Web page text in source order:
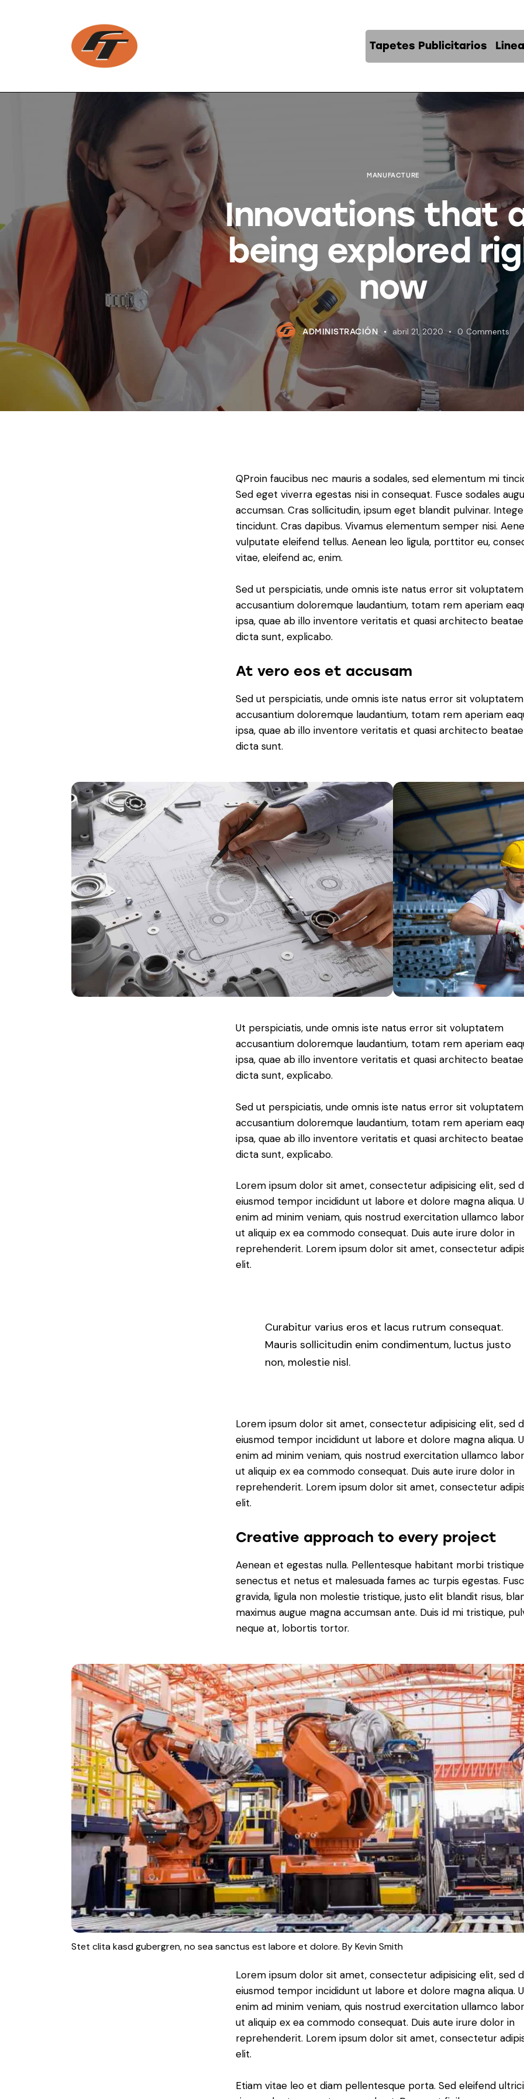
Tapetes Publicitarios
MANUFACTURE
Innovations that
being explored
now
ADMINISTRACIÓN abril 21, 2020 0 Comments
QProin faucibus nec mauris a sodales, sed elementum mi
Sed eget viverra egestas nisi in consequat. Fusce sodales
accumsan. Cras sollicitudin, ipsum eget blandit pulvinar.
tincidunt. Cras dapibus. Vivamus elementum semper nisi.
vulputate eleifend tellus. Aenean leo ligula, porttitor eu,
vitae, eleifend ac, enim.
Sed ut perspiciatis, unde omnis iste natus error sit voluptatem
accusantium doloremque laudantium, totam rem aperiam
ipsa, quae ab illo inventore veritatis et quasi architecto
dicta sunt, explicabo.
At vero eos et accusam
Sed ut perspiciatis, unde omnis iste natus error sit voluptatem
accusantium doloremque laudantium, totam rem aperiam
ipsa, quae ab illo inventore veritatis et quasi architecto
dicta sunt.
Ut perspiciatis, unde omnis iste natus error sit voluptatem
accusantium doloremque laudantium, totam rem aperiam
ipsa, quae ab illo inventore veritatis et quasi architecto
dicta sunt, explicabo.
Sed ut perspiciatis, unde omnis iste natus error sit voluptatem
accusantium doloremque laudantium, totam rem aperiam
ipsa, quae ab illo inventore veritatis et quasi architecto
dicta sunt, explicabo.
Lorem ipsum dolor sit amet, consectetur adipisicing elit, sed
eiusmod tempor incididunt ut labore et dolore magna aliqua.
enim ad minim veniam, quis nostrud exercitation ullamco
ut aliquip ex ea commodo consequat. Duis aute irure dolor in
reprehenderit. Lorem ipsum dolor sit amet, consectetur
elit.
Curabitur varius eros et lacus rutrum consequat.
Mauris sollicitudin enim condimentum, luctus justo
non, molestie nisl.
Lorem ipsum dolor sit amet, consectetur adipisicing elit, sed
eiusmod tempor incididunt ut labore et dolore magna aliqua.
enim ad minim veniam, quis nostrud exercitation ullamco
ut aliquip ex ea commodo consequat. Duis aute irure dolor in
reprehenderit. Lorem ipsum dolor sit amet, consectetur
elit.
Creative approach to every project
Aenean et egestas nulla. Pellentesque habitant morbi tristique
senectus et netus et malesuada fames ac turpis egestas.
gravida, ligula non molestie tristique, justo elit blandit risus,
maximus augue magna accumsan ante. Duis id mi tristique,
neque at, lobortis tortor.
Stet clita kasd gubergren, no sea sanctus est labore et dolore. ByKevin Smith
Lorem ipsum dolor sit amet, consectetur adipisicing elit, sed
eiusmod tempor incididunt ut labore et dolore magna aliqua.
enim ad minim veniam, quis nostrud exercitation ullamco
ut aliquip ex ea commodo consequat. Duis aute irure dolor in
reprehenderit. Lorem ipsum dolor sit amet, consectetur
elit.
Etiam vitae leo et diam pellentesque porta. Sed eleifend